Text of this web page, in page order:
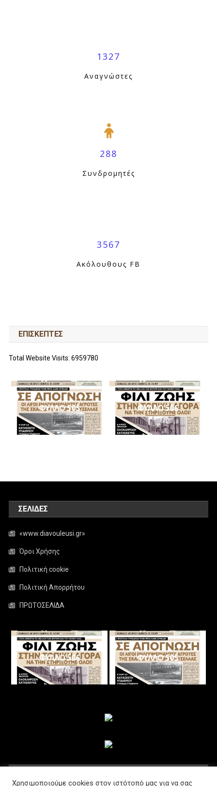
1327
Αναγνώστες
288
Συνδρομητές
3567
Ακόλουθους FB
ΕΠΙΣΚΕΠΤΕΣ
Total Website Visits: 6959780
ΦΥΛΛΟ 505 ΦΥΛΛΟ 506
ΣΕΛΊΔΕΣ
«www.diavouleusi.gr»
Όροι Χρήσης
Πολιτική cookie
Πολιτική Απορρήτου
ΠΡΩΤΟΣΕΛΙΔΑ
ΦΥΛΛΟ 506 ΦΥΛΛΟ 505
Χρησιμοποιούμε cookies στον ιστότοπό μας για να σας